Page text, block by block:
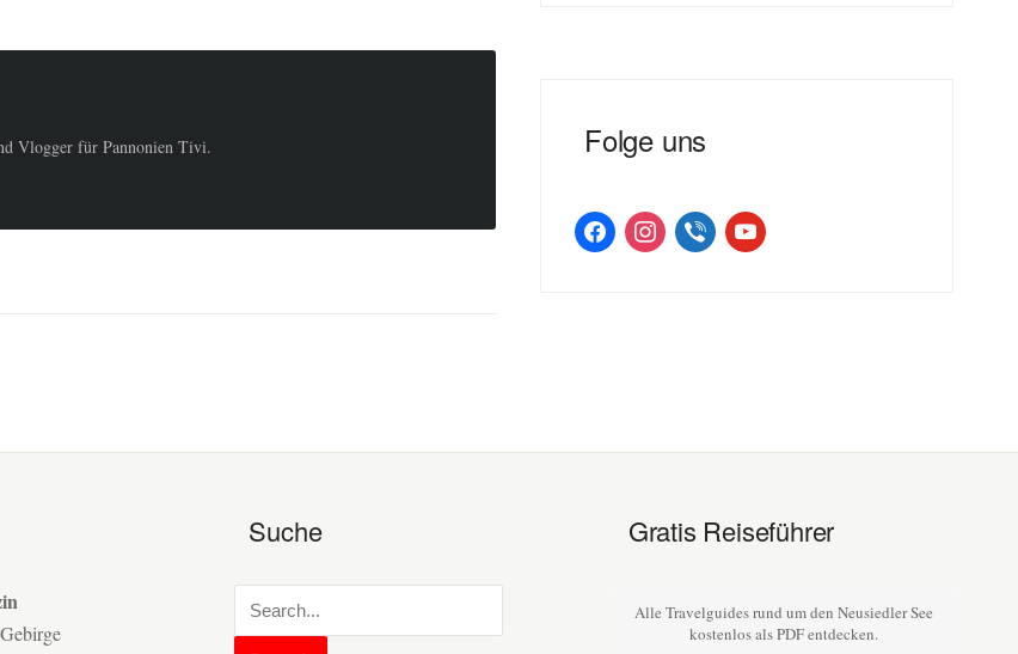
Vlogger für Pannonien Tivi. Folge uns
facebookinstagramviber youtube
Suche Gratis Reiseführer
Alle Travelguides rund um den Neusiedler See
kostenlos als PDF entdecken.